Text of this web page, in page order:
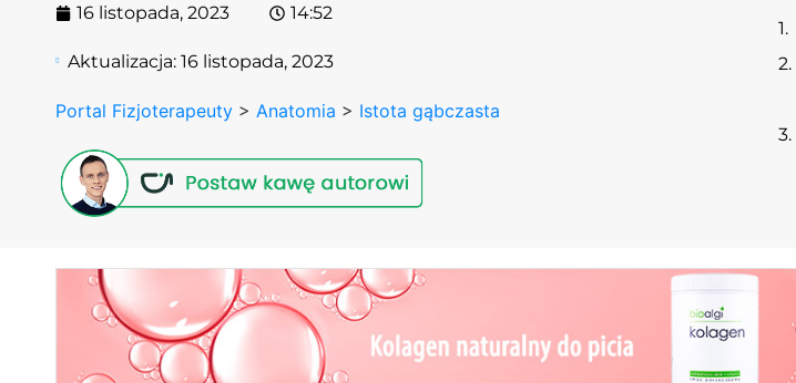
16 listopada, 2023 14:52
Aktualizacja:16 listopada, 2023
Portal Fizjoterapeuty > Anatomia > Istota gąbczasta